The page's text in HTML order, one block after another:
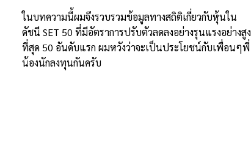
ในบทความนี้ผมจึงรวบรวมข้อมูลทางสถิติเกี่ยวกับหุ้นใน
ดัชนี SET 50 ที่มีอัตราการปรับตัวลดลงอย่างรุนแรงอย่างสูง
ที่สุด 50 อันดับแรก ผมหวังว่าจะเป็นประโยชน์กับเพื่อนๆพี่
น้องนักลงทุนกันครับ